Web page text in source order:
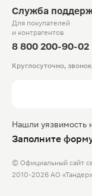
Служба
Для покупателей
и контрагентов
8 800 200-90-02
Круглосуточно,
Нашли уязвимость
Заполните
© Официальный сайт
2010-2026 АО «Тандер»